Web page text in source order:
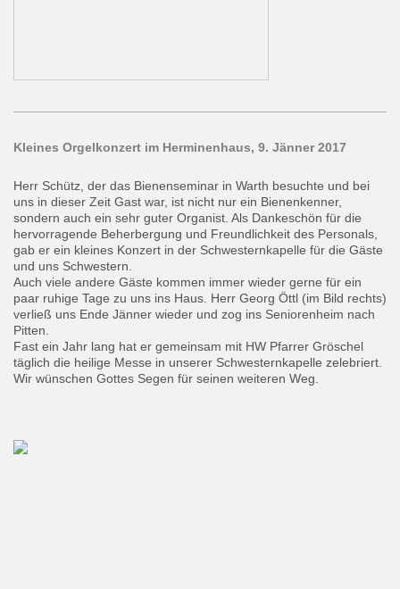
Kleines Orgelkonzert im Herminenhaus, 9. Jänner 2017
Herr Schütz, der das Bienenseminar in Warth besuchte und bei
uns in dieser Zeit Gast war, ist nicht nur ein Bienenkenner,
sondern auch ein sehr guter Organist. Als Dankeschön für die
hervorragende Beherbergung und Freundlichkeit des Personals,
gab er ein kleines Konzert in der Schwesternkapelle für die Gäste
und uns Schwestern.
Auch viele andere Gäste kommen immer wieder gerne für ein
paar ruhige Tage zu uns ins Haus. Herr Georg Öttl (im Bild rechts)
verließ uns Ende Jänner wieder und zog ins Seniorenheim nach
Pitten.
Fast ein Jahr lang hat er gemeinsam mit HW Pfarrer Gröschel
täglich die heilige Messe in unserer Schwesternkapelle zelebriert.
Wir wünschen Gottes Segen für seinen weiteren Weg.